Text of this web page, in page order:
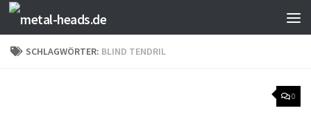
Zum Inhalt springen
SCHLAGWÖRTER: BLIND TENDRIL
0